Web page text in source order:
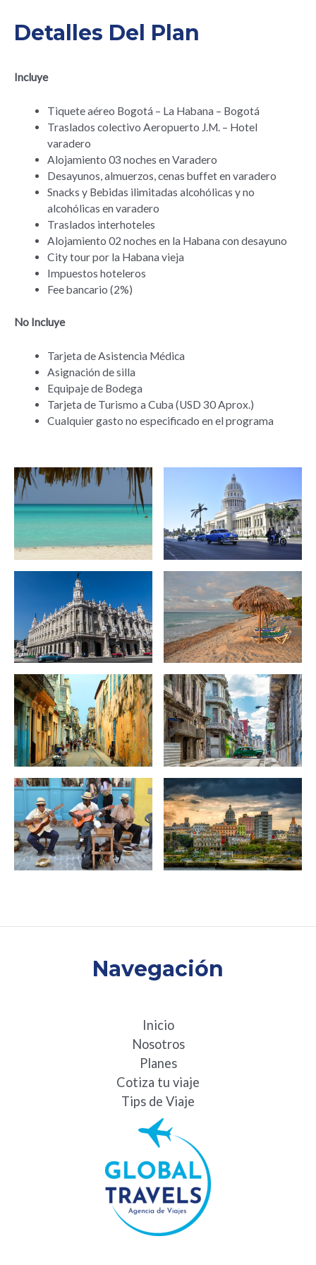
Detalles Del Plan
Incluye
Tiquete aéreo Bogotá – La Habana – Bogotá
Traslados colectivo Aeropuerto J.M. – Hotel
varadero
Alojamiento 03 noches en Varadero
Desayunos, almuerzos, cenas buffet en varadero
Snacks y Bebidas ilimitadas alcohólicas y no
alcohólicas en varadero
Traslados interhoteles
Alojamiento 02 noches en la Habana con desayuno
City tour por la Habana vieja
Impuestos hoteleros
Fee bancario (2%)
No Incluye
Tarjeta de Asistencia Médica
Asignación de silla
Equipaje de Bodega
Tarjeta de Turismo a Cuba (USD 30 Aprox.)
Cualquier gasto no especificado en el programa
Navegación
Inicio
Nosotros
Planes
Cotiza tu viaje
Tips de Viaje